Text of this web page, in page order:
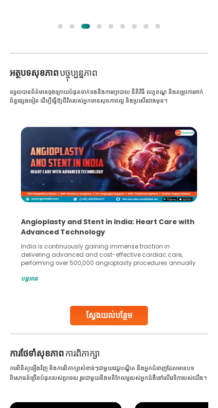
អត្ថបទសុខភាពបច្ចុប្បន្នភាព
ស្វែងយល់បន្ថែម
ទទួលបានព័ត៌មានចុងក្រោយបំផុតទាក់ទងនឹងការព្យាបាល នីតិវិធី លក្ខខណ្ឌ និងតម្រូវការពាក់
ព័ន្ធផ្សេងទៀត ដើម្បីធ្វើឱ្យជីវិតរបស់អ្នកមានសុខភាពល្អ និងប្រសើរជាងមុន។
Angioplasty and Stent in India: Heart Care with
Advanced Technology
India is continuously gaining immense traction in
delivering advanced and cost-effective cardiac care,
performing over 500,000 angioplasty procedures annually
globe are searching for treatments like angioplasty and
Studies, such as one published
បន្តអាន
ការ​ថែទាំ​សុខភាពការពិភាក្សា
ការពិនិត្យឡើងវិញ និងការពិភាក្សាសំខាន់ៗជាមួយវេជ្ជបណ្ឌិត និងអ្នកជំនាញដែលមានបទ
ពិសោធន៍ច្រើនបំផុតរបស់ប្រទេស រួមជាមួយនឹងមតិកែលម្អរបស់អ្នកជំងឺនៅលើវេទិការបស់យើង។